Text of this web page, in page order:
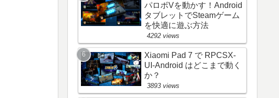
パロボVを動かす！Android
タブレットでSteamゲーム
を快適に遊ぶ方法
4292 views
Xiaomi Pad 7 で RPCSX-
UI-Android はどこまで動く
か？
3893 views